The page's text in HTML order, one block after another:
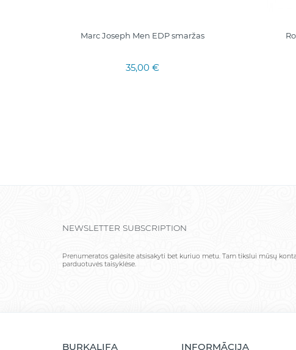
Marc Joseph Men EDP smaržas
35,00 €
NEWSLETTER SUBSCRIPTION
Prenumeratos galėsite atsisakyti bet kuriuo metu. Tam tikslui mūsų
parduotuvės taisyklėse.
BURKALIFA INFORMĀCIJA